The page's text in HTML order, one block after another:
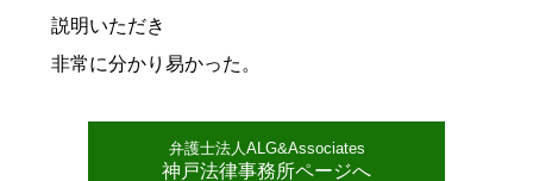
説明いただき
非常に分かり易かった。
弁護士法人ALG&Associates
神戸法律事務所ページへ